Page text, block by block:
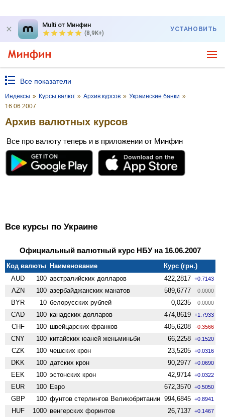
Multi от Минфин
(8,9K+)
УСТАНОВИТЬ
Все показатели
Индексы » Курсы валют » Архив курсов » Украинские банки »
16.06.2007
Архив валютных курсов
Все про валюту теперь и в приложении от Минфин
Все курсы по Украине
Официальный валютный курс НБУ на 16.06.2007
Код валюты Наименование
Курс (грн.)
AUD
100 австралийских долларов 422,2817 +0.7143
AZN 100 азербайджанских манатов 589,6777 0.0000
BYR 10 белорусских рублей 0,0235 0.0000
CAD 100 канадских долларов 474,8619 +1.7933
CHF 100 швейцарских франков 405,6208 -0.3566
CNY 100 китайских юаней женьминьби 66,2258 +0.1520
CZK 100 чешских крон 23,5205 +0.0316
DKK 100 датских крон 90,2977 +0.0690
EEK 100 эстонских крон 42,9714 +0.0322
EUR 100 Евро 672,3570 +0.5050
GBP 100 фунтов стерлингов Велико­британии 994,6845 +0.8941
HUF 1000 венгерских форинтов 26,7137 +0.1467